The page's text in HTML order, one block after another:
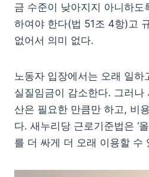
금 수준이 낮아지지 아니하도
하여야 한다(법 51조 4항)고
없어서 의미 없다.
노동자 입장에서는 오래 일하
실질임금이 감소한다. 그러나
산은 필요한 만큼만 하고, 비
다. 새누리당 근로기준법은 ‘
를 더 싸게 더 오래 이용할 수